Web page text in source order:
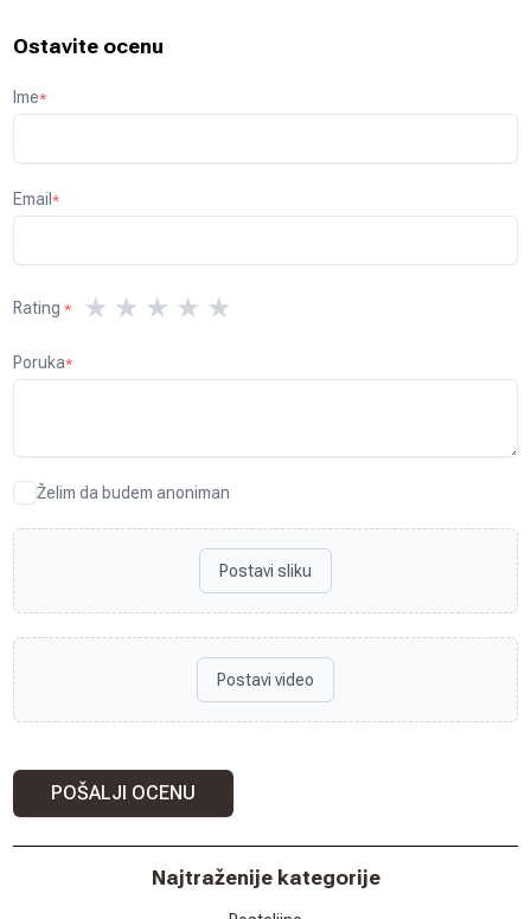
Ostavite ocenu
Ime*
Email*
Rating * ★ ★ ★ ★ ★
Poruka*
Želim da budem anoniman
Postavi sliku
Postavi video
POŠALJI OCENU
Najtraženije kategorije